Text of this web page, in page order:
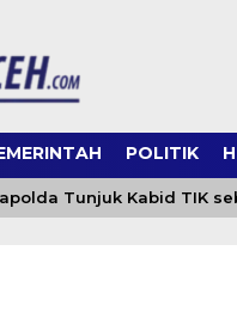
POLITIK
Tunjuk Kabid TIK